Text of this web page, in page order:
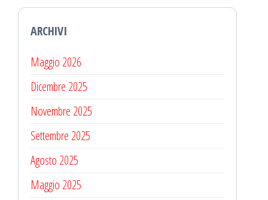
ARCHIVI
Maggio 2026
Dicembre 2025
Novembre 2025
Settembre 2025
Agosto 2025
Maggio 2025